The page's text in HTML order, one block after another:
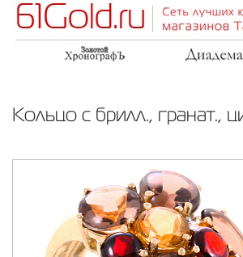
Кольцо с брилл., гранат.,